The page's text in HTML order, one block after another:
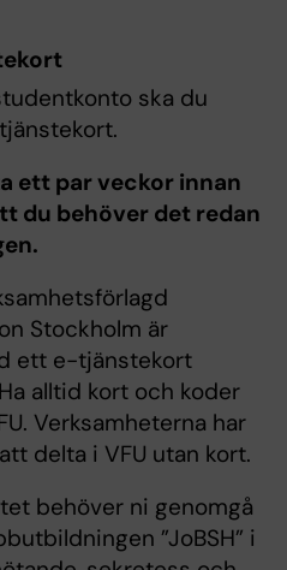
ska du
ett par veckor innan
du behöver det redan
Stockholm är
ett e-tjänstekort
alltid kort och koder
Verksamheterna har
delta i VFU utan kort.
behöver ni genomgå
”JoBSH” i